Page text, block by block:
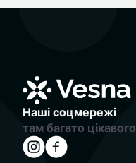
Наші соцмережі
там багато цікавого